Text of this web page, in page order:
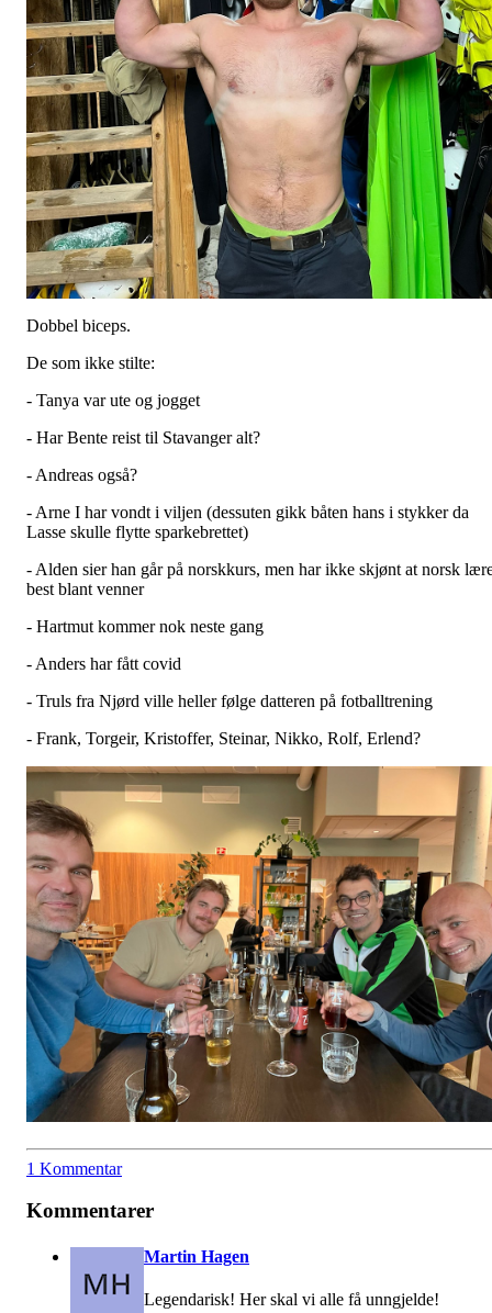
Dobbel biceps.
De som ikke stilte:
- Tanya var ute og jogget
- Har Bente reist til Stavanger alt?
- Andreas også?
- Arne I har vondt i viljen (dessuten gikk båten hans i stykker da
Lasse skulle flytte sparkebrettet)
- Alden sier han går på norskkurs, men har ikke skjønt at norsk
best blant venner
- Hartmut kommer nok neste gang
- Anders har fått covid
- Truls fra Njørd ville heller følge datteren på fotballtrening
- Frank, Torgeir, Kristoffer, Steinar, Nikko, Rolf, Erlend?
1 Kommentar
Kommentarer
Martin Hagen
Legendarisk! Her skal vi alle få unngjelde!